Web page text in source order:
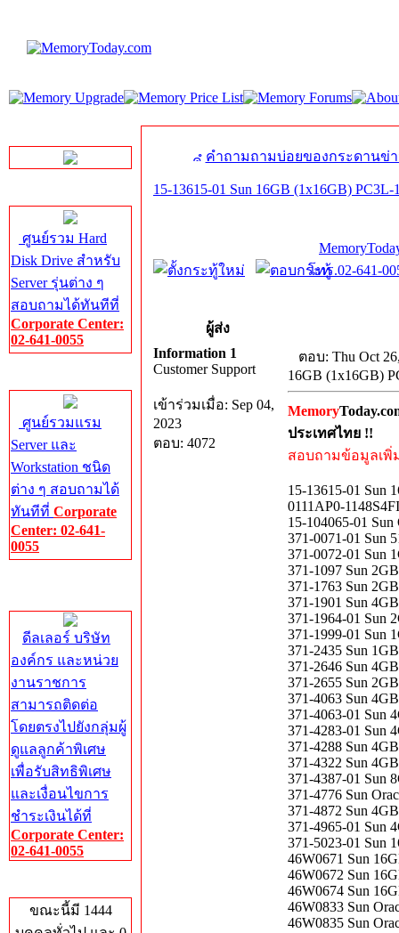
ศูนย์รวม Hard
Disk Drive สำหรับ
Server รุ่นต่าง ๆ
สอบถามได้ทันทีที่
Corporate Center:
02-641-0055
ศูนย์รวมแรม
Server และ
Workstation ชนิด
ต่าง ๆ สอบถามได้
ทันทีที่ Corporate
Center: 02-641-
0055
ดีลเลอร์ บริษัท
องค์กร และหน่วย
งานราชการ
สามารถติดต่อ
โดยตรงไปยังกลุ่มผู้
ดูแลลูกค้าพิเศษ
เพื่อรับสิทธิพิเศษ
และเงื่อนไขการ
ชำระเงินได้ที่
Corporate Center:
02-641-0055
ขณะนี้มี 1444
คำถามถามบ่อยของกระดานข่
15-13615-01 Sun 16GB (1x16GB)
โทร.02-641-
ผู้ส่ง
Information 1
Customer Support
เข้าร่วมเมื่อ: Sep 04,
2023
ตอบ: 4072
ตอบ: Thu Oct
16GB (1x16GB)
Memory
ประเทศไทย !!
สอบถามข้อมูลเพิ่
15-13615-01 Sun
0111AP0-
15-104065-01
371-0071-01 Sun
371-0072-01 Sun
371-1097 Sun
371-1763 Sun
371-1901 Sun
371-1964-01 Sun
371-1999-01 Sun
371-2435 Sun
371-2646 Sun
371-2655 Sun
371-4063 Sun
371-4063-01 Sun
371-4283-01 Sun
371-4288 Sun
371-4322 Sun
371-4387-01 Sun
371-4776 Sun
371-4872 Sun
371-4965-01 Sun
371-5023-01 Sun
46W0671 Sun
46W0672 Sun
46W0674 Sun
46W0833 Sun
46W0835 Sun